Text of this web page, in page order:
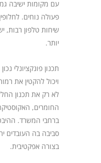
עם מקומות ישיבה
פעולה נוחים.
שיחות טלפון רבות,
יותר.
תכנון פונקציונלי
ויכול להקטין את
לא רק את תכנון
החומרים,
ברחבי המשרד.
סביבה בה העובדים
בצורה אפקטיבית.